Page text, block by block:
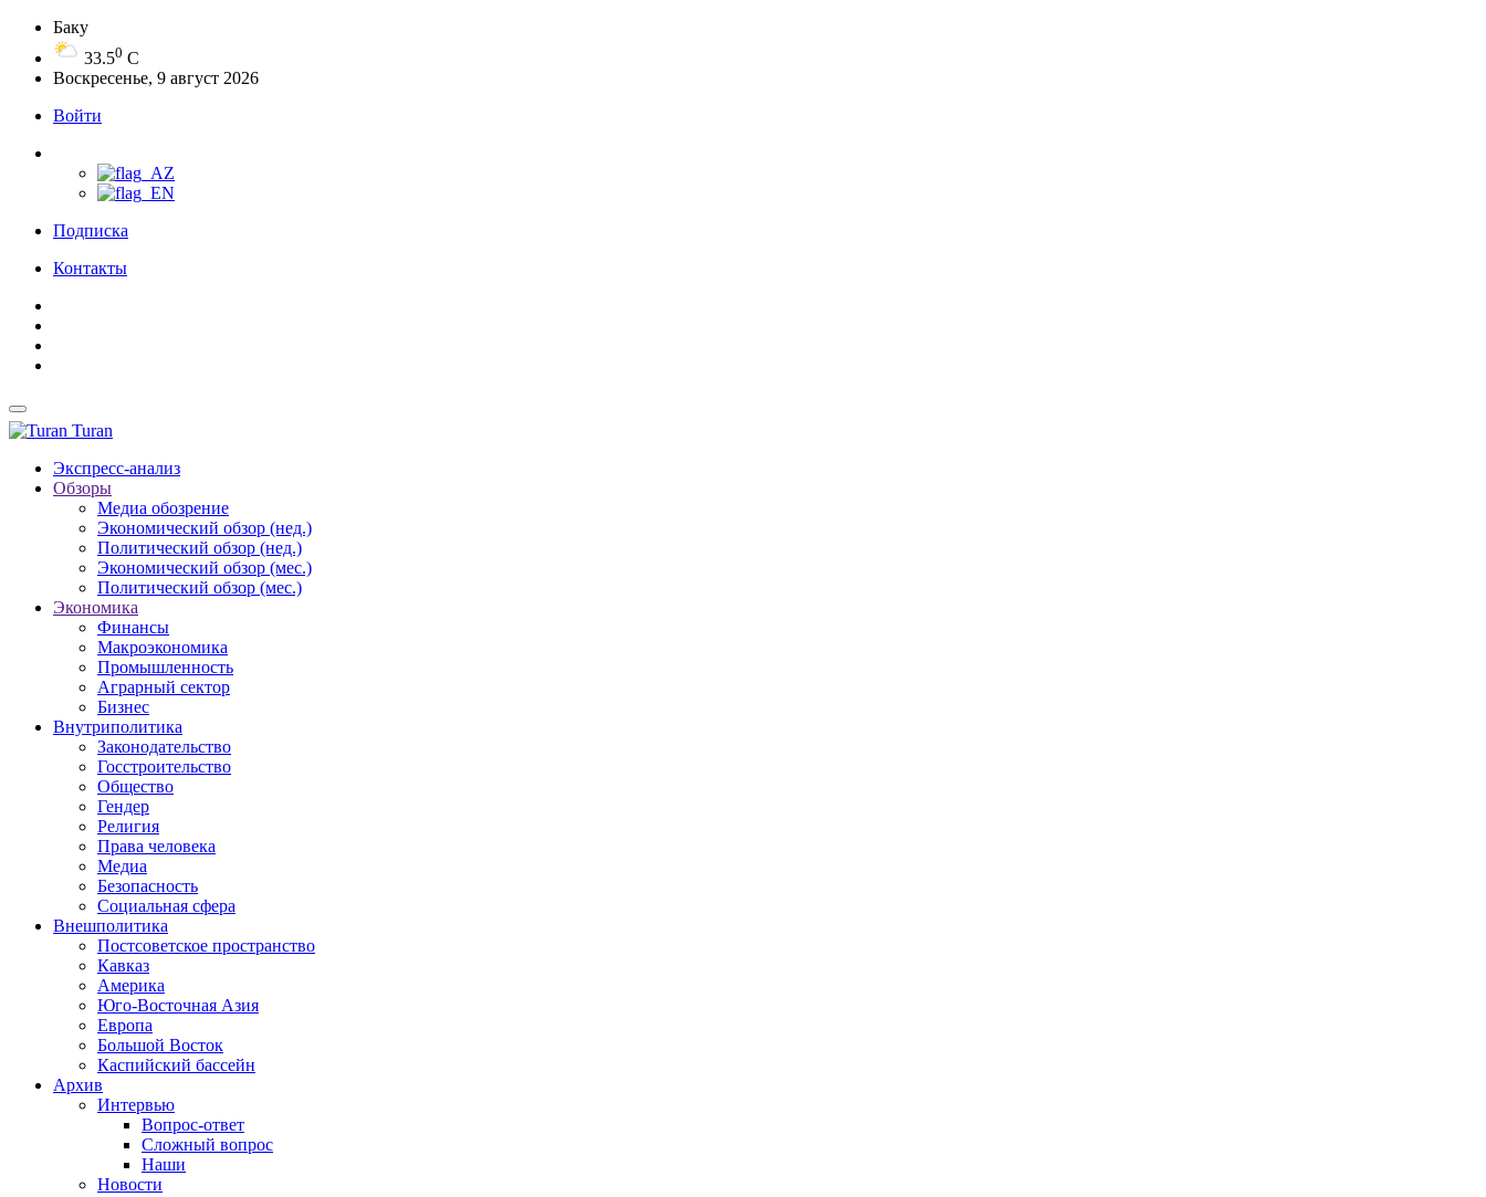
Баку
33.50 C
Воскресенье, 9 август 2026
Войти
Подписка
Контакты
Turan
Экспресс-анализ
Обзоры
Медиа обозрение
Экономический обзор (нед.)
Политический обзор (нед.)
Экономический обзор (мес.)
Политический обзор (мес.)
Экономика
Финансы
Макроэкономика
Промышленность
Аграрный сектор
Бизнес
Внутриполитика
Законодательство
Госстроительство
Общество
Гендер
Религия
Права человека
Медиа
Безопасность
Социальная сфера
Внешполитика
Постсоветское пространство
Кавказ
Америка
Юго-Восточная Азия
Европа
Большой Восток
Каспийский бассейн
Архив
Интервью
Вопрос-ответ
Сложный вопрос
Наши
Новости